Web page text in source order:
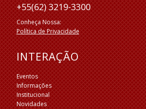
+55(62) 3219-3300
Conheça Nossa:
Política de Privacidade
INTERAÇÃO
Eventos
Informações
Institucional
Novidades